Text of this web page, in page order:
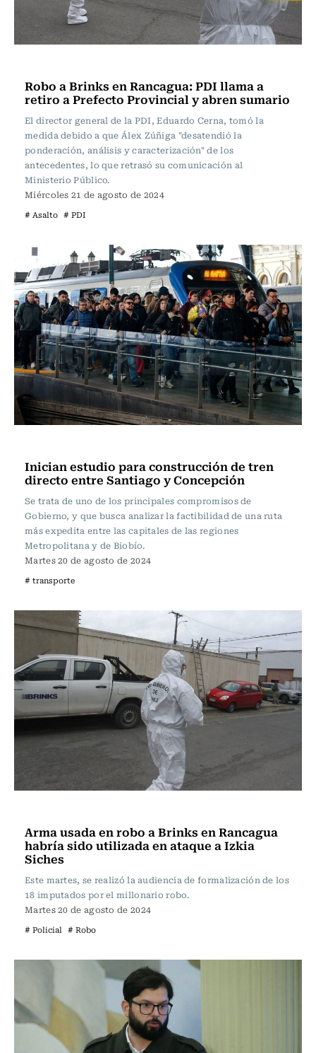
Robo a Brinks en Rancagua: PDI llama a
retiro a Prefecto Provincial y abren sumario
El director general de la PDI, Eduardo Cerna, tomó la
medida debido a que Álex Zúñiga "desatendió la
ponderación, análisis y caracterización" de los
antecedentes, lo que retrasó su comunicación al
Ministerio Público.
Miércoles 21 de agosto de 2024
# Asalto # PDI
Inician estudio para construcción de tren
directo entre Santiago y Concepción
Se trata de uno de los principales compromisos de
Gobierno, y que busca analizar la factibilidad de una ruta
más expedita entre las capitales de las regiones
Metropolitana y de Biobío.
Martes 20 de agosto de 2024
# transporte
Arma usada en robo a Brinks en Rancagua
habría sido utilizada en ataque a Izkia
Siches
Este martes, se realizó la audiencia de formalización de los
18 imputados por el millonario robo.
Martes 20 de agosto de 2024
# Policial # Robo